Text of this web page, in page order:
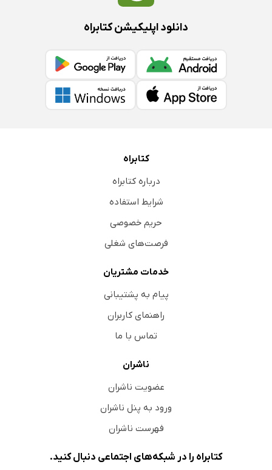
دانلود اپلیکیشن کتابراه
کتابراه
درباره کتابراه
شرایط استفاده
حریم خصوصی
فرصت‌های شغلی
خدمات مشتریان
پیام به پشتیبانی
راهنمای کاربران
تماس با ما
ناشران
عضویت ناشران
ورود به پنل ناشران
فهرست ناشران
کتابراه را در شبکه‌های اجتماعی دنبال کنید.